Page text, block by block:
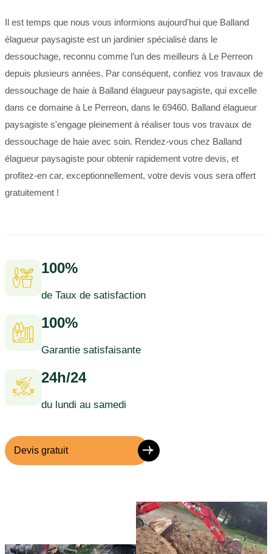
Il est temps que nous vous informions aujourd'hui que Balland
élagueur paysagiste est un jardinier spécialisé dans le
dessouchage, reconnu comme l’un des meilleurs à Le Perreon
depuis plusieurs années. Par conséquent, confiez vos travaux de
dessouchage de haie à Balland élagueur paysagiste, qui excelle
dans ce domaine à Le Perreon, dans le 69460. Balland élagueur
paysagiste s'engage pleinement à réaliser tous vos travaux de
dessouchage de haie avec soin. Rendez-vous chez Balland
élagueur paysagiste pour obtenir rapidement votre devis, et
profitez-en car, exceptionnellement, votre devis vous sera offert
gratuitement !
100%
de Taux de satisfaction
100%
Garantie satisfaisante
24h/24
du lundi au samedi
Devis gratuit